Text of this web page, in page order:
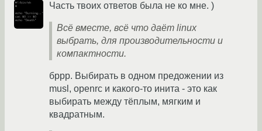
Часть твоих ответов была не ко мне. )
Всё вместе, всё что даёт linux
выбрать, для производительности и
компактности.
бррр. Выбирать в одном предожении из
musl, openrc и какого-то инита - это как
выбирать между тёплым, мягким и
квадратным.